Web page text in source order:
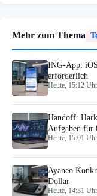
Mehr zum Thema
ING-App:
erforderlich
Heute, 15:12 Uhr
Handoff:
Aufgaben für
Heute, 15:01 Uhr
Ayaneo
Dollar
Heute, 14:31 Uhr